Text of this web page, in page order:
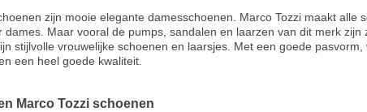
zijn mooie elegante damesschoenen. Marco Tozzi maakt alle
dames. Maar vooral de pumps, sandalen en laarzen van dit merk zijn
stijlvolle vrouwelijke schoenen en laarsjes. Met een goede pasvorm,
een heel goede kwaliteit.
Marco Tozzi schoenen